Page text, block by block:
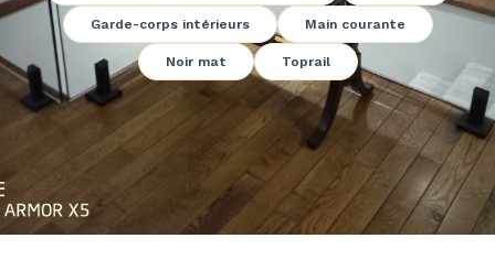
Garde-corps intérieurs Main courante
Noir mat Toprail